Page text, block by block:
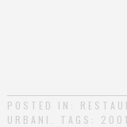
POSTED IN:
URBANI
. TAGS: 2001